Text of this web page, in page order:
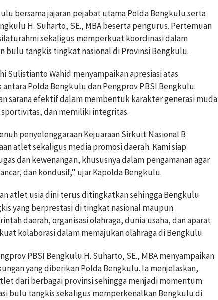
bersama jajaran pejabat utama Polda Bengkulu serta
H. Suharto, SE., MBA beserta pengurus. Pertemuan
sekaligus memperkuat koordinasi dalam
bulu tangkis tingkat nasional di Provinsi Bengkulu.
Sulistianto Wahid menyampaikan apresiasi atas
Polda Bengkulu dan Pengprov PBSI Bengkulu.
sarana efektif dalam membentuk karakter generasi muda
dan memiliki integritas.
penyelenggaraan Kejuaraan Sirkuit Nasional B
atlet sekaligus media promosi daerah. Kami siap
dan kewenangan, khususnya dalam pengamanan agar
dan kondusif," ujar Kapolda Bengkulu.
atlet usia dini terus ditingkatkan sehingga Bengkulu
yang berprestasi di tingkat nasional maupun
daerah, organisasi olahraga, dunia usaha, dan aparat
kolaborasi dalam memajukan olahraga di Bengkulu.
PBSI Bengkulu H. Suharto, SE., MBA menyampaikan
yang diberikan Polda Bengkulu. Ia menjelaskan,
dari berbagai provinsi sehingga menjadi momentum
bulu tangkis sekaligus memperkenalkan Bengkulu di